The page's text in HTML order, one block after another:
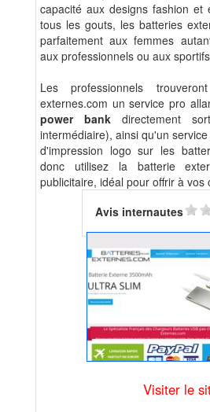
capacité aux designs fashion et
tous les gouts, les batteries
parfaitement aux femmes
aux professionnels ou aux
Les professionnels
externes.com un service pro
power bank directement
intermédiaire), ainsi qu'un
d'impression logo sur les
donc utilisez la batterie
publicitaire, idéal pour offrir à vos
Avis internautes
Visiter le